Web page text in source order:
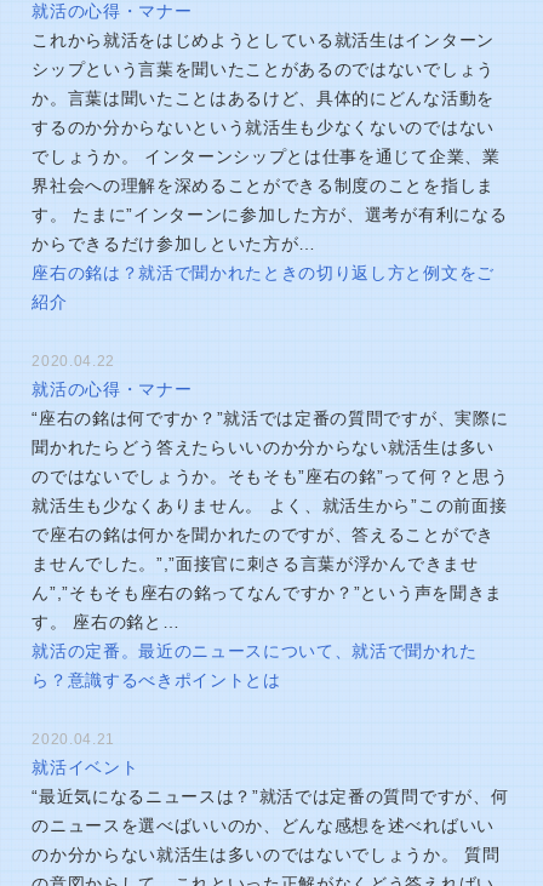
就活の心得・マナー
これから就活をはじめようとしている就活生はインターン
シップという言葉を聞いたことがあるのではないでしょう
か。言葉は聞いたことはあるけど、具体的にどんな活動を
するのか分からないという就活生も少なくないのではない
でしょうか。 インターンシップとは仕事を通じて企業、業
界社会への理解を深めることができる制度のことを指しま
す。 たまに”インターンに参加した方が、選考が有利になる
からできるだけ参加しといた方が…
座右の銘は？就活で聞かれたときの切り返し方と例文をご
紹介
2020.04.22
就活の心得・マナー
“座右の銘は何ですか？”就活では定番の質問ですが、実際に
聞かれたらどう答えたらいいのか分からない就活生は多い
のではないでしょうか。そもそも”座右の銘”って何？と思う
就活生も少なくありません。 よく、就活生から”この前面接
で座右の銘は何かを聞かれたのですが、答えることができ
ませんでした。”,”面接官に刺さる言葉が浮かんできませ
ん”,”そもそも座右の銘ってなんですか？”という声を聞きま
す。 座右の銘と…
就活の定番。最近のニュースについて、就活で聞かれた
ら？意識するべきポイントとは
2020.04.21
就活イベント
“最近気になるニュースは？”就活では定番の質問ですが、何
のニュースを選べばいいのか、どんな感想を述べればいい
のか分からない就活生は多いのではないでしょうか。 質問